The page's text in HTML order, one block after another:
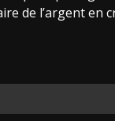
de l’argent en